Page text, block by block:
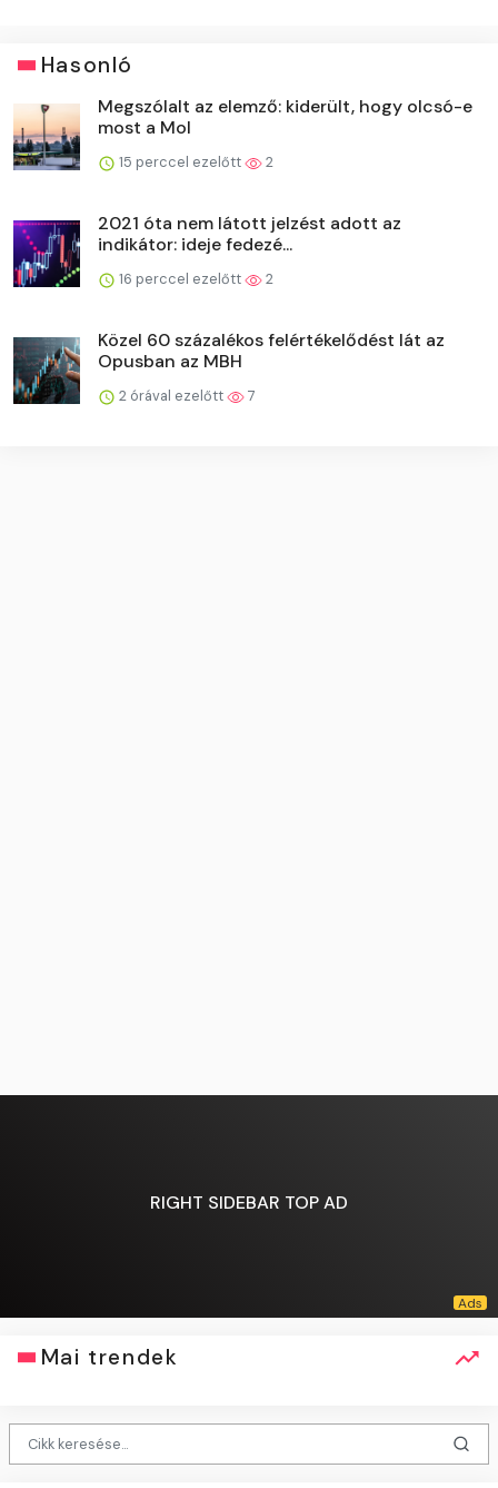
Hasonló
Megszólalt az elemző: kiderült, hogy olcsó-e
most a Mol
15 perccel ezelőtt 2
2021 óta nem látott jelzést adott az
indikátor: ideje fedezé...
16 perccel ezelőtt 2
Közel 60 százalékos felértékelődést lát az
Opusban az MBH
2 órával ezelőtt 7
RIGHT SIDEBAR TOP AD
Mai trendek